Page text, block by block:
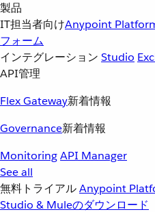
製品
IT担当者向けAnypoint
フォーム
インテグレーション Studio
API管理
Flex Gateway新着情報
Governance新着情報
MonitoringAPI Manager
See all
無料トライアルAnypoint
Studio & Muleのダウンロード